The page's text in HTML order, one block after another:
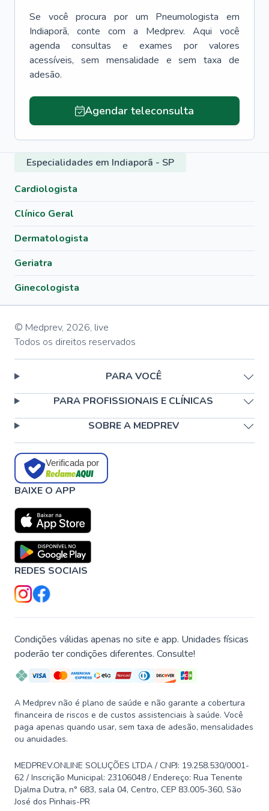
Se você procura por um Pneumologista
em
Indiaporã, conte com a Medprev. Aqui você
agenda consultas e exames por valores
acessíveis, sem mensalidade e sem taxa de
adesão.
Agendar teleconsulta
Especialidades em Indiaporã - SP
Cardiologista
Clínico Geral
Dermatologista
Geriatra
Ginecologista
© Medprev, 2026, live
Todos os direitos reservados
PARA VOCÊ
PARA PROFISSIONAIS E CLÍNICAS
SOBRE A MEDPREV
Verificada por
BAIXE O APP
REDES SOCIAIS
Condições válidas apenas no site e app. Unidades físicas
poderão ter condições diferentes. Consulte!
A Medprev não é plano de saúde e não garante a cobertura
financeira de riscos e de custos assistenciais à saúde. Você
paga apenas quando usar, sem taxa de adesão, mensalidades
ou anuidades.
MEDPREV.ONLINE SOLUÇÕES LTDA / CNPJ: 19.258.530/0001-
62 / Inscrição Municipal: 23106048 / Endereço: Rua Tenente
Djalma Dutra, n° 683, sala 04, Centro, CEP 83.005-360, São
José dos Pinhais-PR